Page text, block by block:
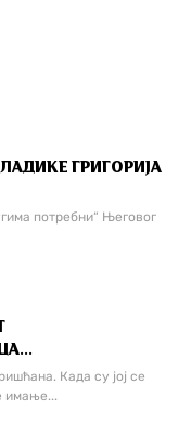
ГРИГОРИЈА
потребни“ Његовог
Када су јој се
имање...